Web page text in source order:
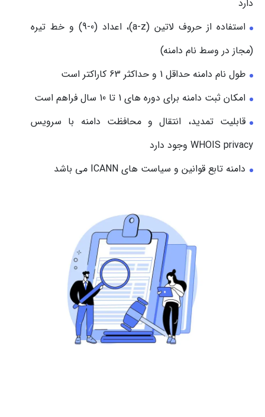
دارد
استفاده از حروف لاتین (a-z)، اعداد (0-9) و خط تیره
(مجاز در وسط نام دامنه)
طول نام دامنه حداقل 1 و حداکثر 63 کاراکتر است
امکان ثبت دامنه برای دوره های 1 تا 10 سال فراهم است
قابلیت تمدید، انتقال و محافظت دامنه با سرویس
WHOIS privacy وجود دارد
دامنه تابع قوانین و سیاست های ICANN می باشد